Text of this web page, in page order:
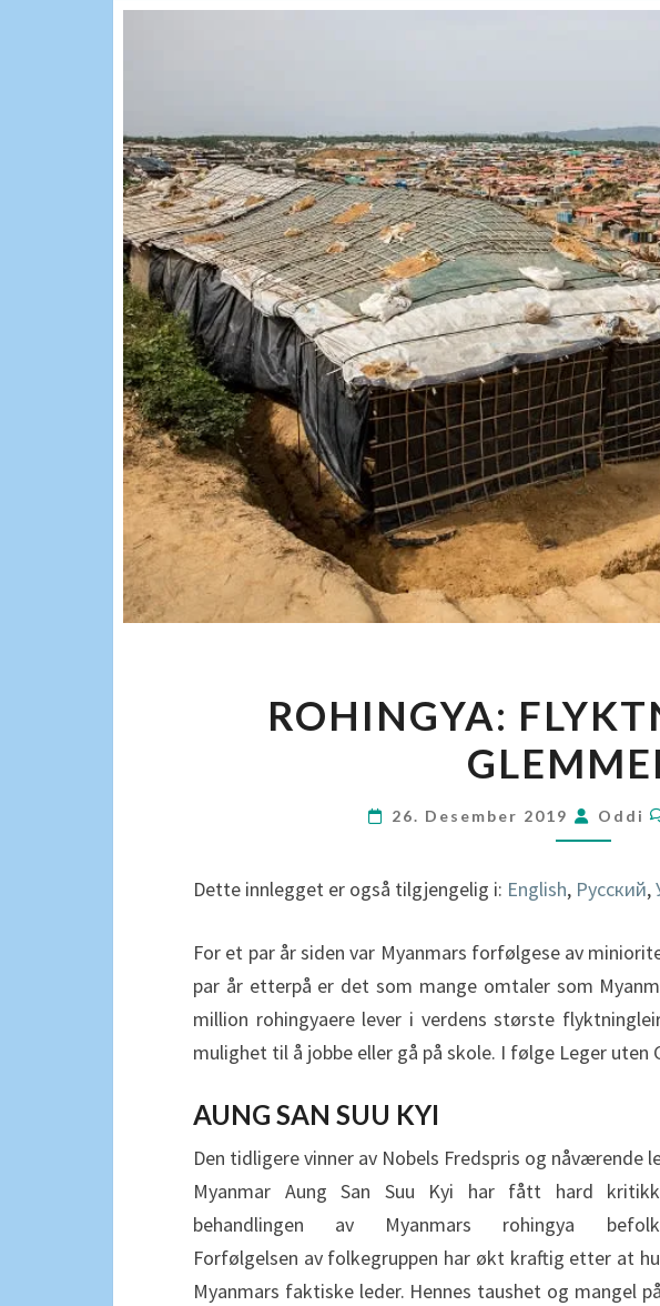
VI
ROHINGYA:
26. Desember 2019 Oddi
Dette innlegget er også tilgjengelig i: English Русский
For et par år siden var Myanmars forfølgese av
par år etterpå er det som mange omtaler som
million rohingyaere lever i verdens største
mulighet til å jobbe eller gå på skole. I følge Leger uten
AUNG SAN SUU KYI
Den tidligere vinner av Nobels Fredspris og nåværende
Myanmar Aung San Suu Kyi har fått hard
behandlingen av Myanmars rohingya
Forfølgelsen av folkegruppen har økt kraftig etter at
Myanmars faktiske leder. Hennes taushet og mangel